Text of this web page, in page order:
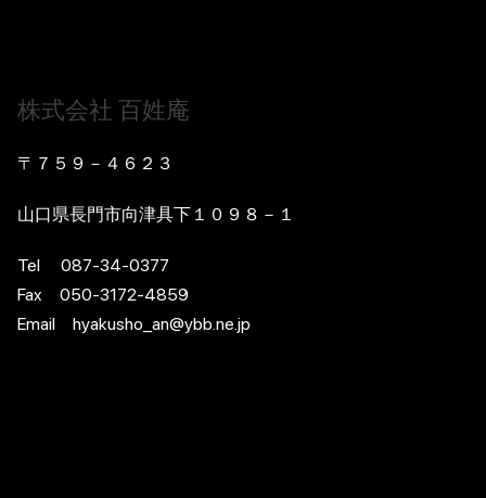
株式会社 百姓庵
〒７５９－４６２３
山口県長門市向津具下１０９８－１
Tel 087-34-0377
Fax 050-3172-4859
Email hyakusho_an@ybb.ne.jp